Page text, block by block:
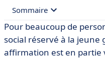
Sommaire
• TikTok en quelques
• Audience TikTok :
Pour beaucoup de
social réservé à la jeune
affirmation est en partie